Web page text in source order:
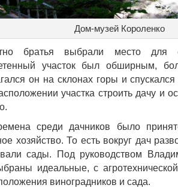
Дом-музей Короленко
братья выбрали место для
участок был обширным,
он на склонах горы и
участка строить дачу и
среди дачников было
хозяйство. То есть вокруг дач
сады. Под руководством
идеальные, с
виноградников и сада.